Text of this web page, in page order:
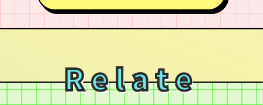
Relate